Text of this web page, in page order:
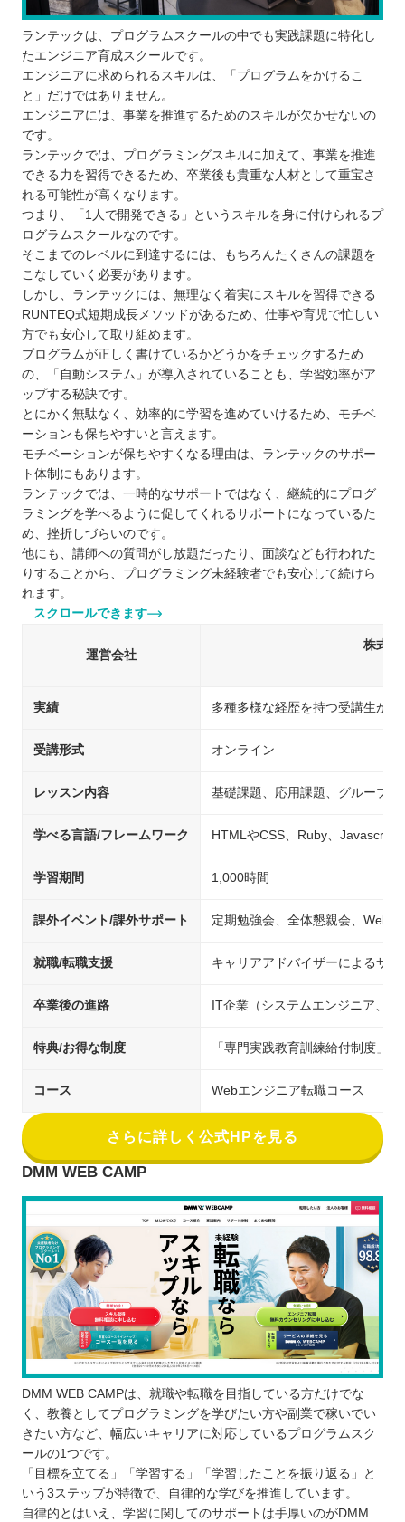
ランテックは、プログラムスクールの中でも実践課題に特化し
たエンジニア育成スクールです。
エンジニアに求められるスキルは、「プログラムをかけるこ
と」だけではありません。
エンジニアには、事業を推進するためのスキルが欠かせないの
です。
ランテックでは、プログラミングスキルに加えて、事業を推進
できる力を習得できるため、卒業後も貴重な人材として重宝さ
れる可能性が高くなります。
つまり、「1人で開発できる」というスキルを身に付けられるプ
ログラムスクールなのです。
そこまでのレベルに到達するには、もちろんたくさんの課題を
こなしていく必要があります。
しかし、ランテックには、無理なく着実にスキルを習得できる
RUNTEQ式短期成長メソッドがあるため、仕事や育児で忙しい
方でも安心して取り組めます。
プログラムが正しく書けているかどうかをチェックするため
の、「自動システム」が導入されていることも、学習効率がア
ップする秘訣です。
とにかく無駄なく、効率的に学習を進めていけるため、モチベ
ーションも保ちやすいと言えます。
モチベーションが保ちやすくなる理由は、ランテックのサポー
ト体制にもあります。
ランテックでは、一時的なサポートではなく、継続的にプログ
ラミングを学べるように促してくれるサポートになっているた
め、挫折しづらいのです。
他にも、講師への質問がし放題だったり、面談なども行われた
りすることから、プログラミング未経験者でも安心して続けら
れます。
スクロールできます
運営会社
株式会
実績 多種多様な経歴を持つ受講生が転
受講形式 オンライン
レッスン内容 基礎課題、応用課題、グループワ
学べる言語/フレームワーク HTMLやCSS、Ruby、Javascript
学習期間 1,000時間
課外イベント/課外サポート 定期勉強会、全体懇親会、Web
就職/転職支援 キャリアアドバイザーによるサ
卒業後の進路 IT企業（システムエンジニア、
特典/お得な制度 「専門実践教育訓練給付制度」対
コース Webエンジニア転職コース
さらに詳しく公式HPを見る
DMM WEB CAMP
DMM WEB CAMPは、就職や転職を目指している方だけでな
く、教養としてプログラミングを学びたい方や副業で稼いでい
きたい方など、幅広いキャリアに対応しているプログラムスク
ールの1つです。
「目標を立てる」「学習する」「学習したことを振り返る」と
いう3ステップが特徴で、自律的な学びを推進しています。
自律的とはいえ、学習に関してのサポートは手厚いのがDMM